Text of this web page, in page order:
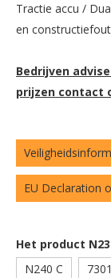
Tractie accu /
en
Bedrijven
prijzen contact
EU Declaration
Het product
N240 C